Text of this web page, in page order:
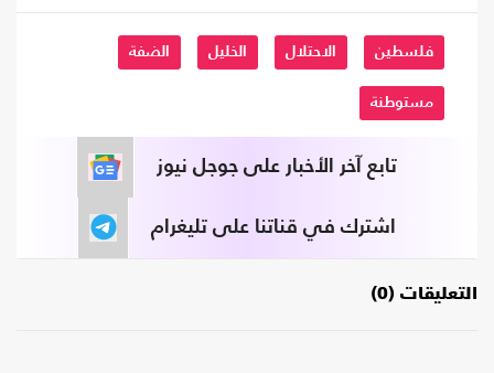
فلسطين الاحتلال الخليل الضفة
مستوطنة
تابع آخر الأخبار على جوجل نيوز
اشترك في قناتنا على تليغرام
التعليقات (0)